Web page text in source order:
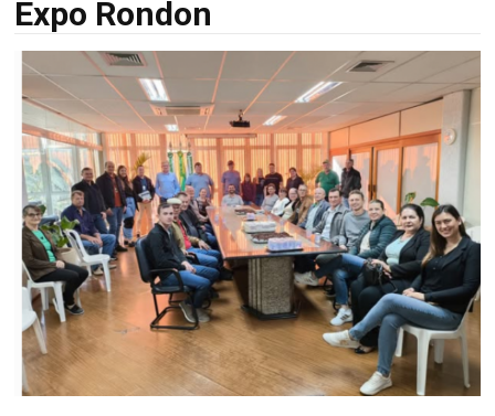
Expo Rondon